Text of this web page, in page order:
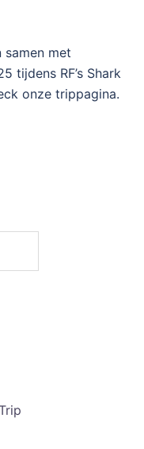
samen met
tijdens RF’s Shark
onze trippagina.